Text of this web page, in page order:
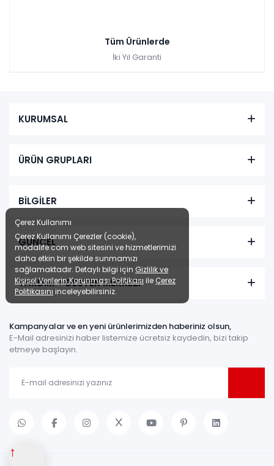
↑
Tüm Ürünlerde
İki Yıl Garanti
KURUMSAL
ÜRÜN GRUPLARI
BİLGİLER
GÜNCEL
YARDIM + DESTEK MERKEZİ
Kampanyalar ve en yeni ürünlerimizden haberiniz olsun,
E-Mail adresinizi haber listemize ücretsiz kaydedin, bizi takip
etmeye başlayın.
Çerez Kullanımı
Çerez Kullanımı Çerezler (cookie),
modalife.com web sitesini ve hizmetlerimizi
daha etkin bir şekilde sunmamızı
sağlamaktadır. Detaylı bilgi için Gizlilik ve
Kişisel Verilerin Korunması Politikası ile Çerez
Politikasını inceleyebilirsiniz.